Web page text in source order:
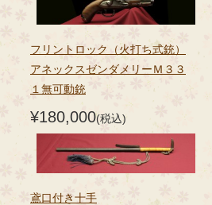
フリントロック（火打ち式銃）
アネックスゼンダメリーＭ３３
１無可動銃
¥180,000(税込)
鳶口付き十手